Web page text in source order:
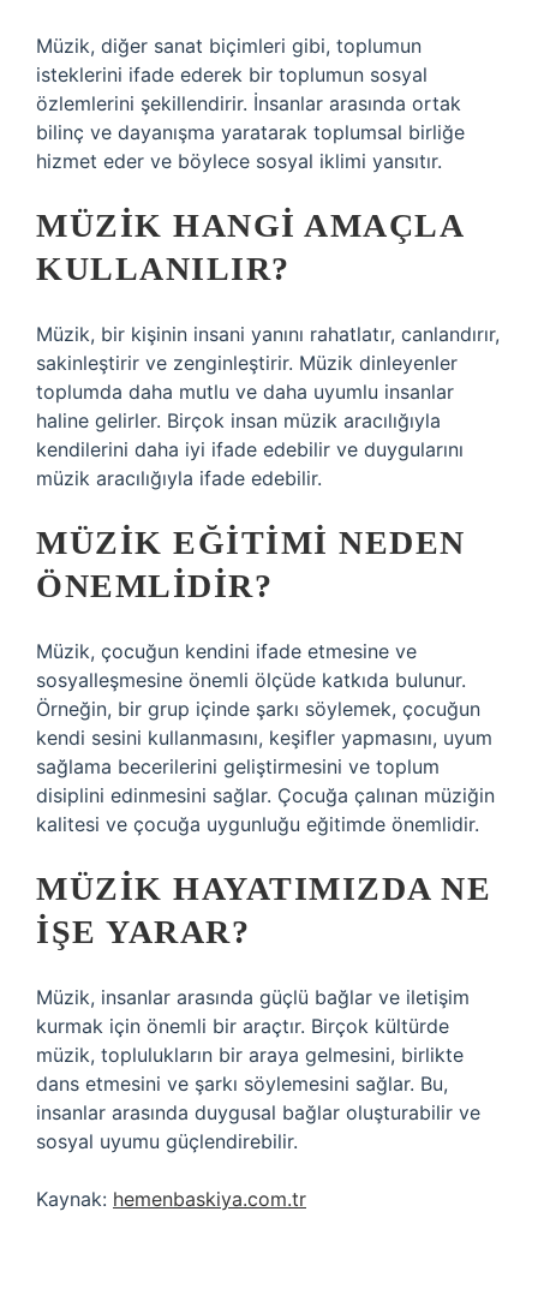
Müzik, diğer sanat biçimleri gibi, toplumun
isteklerini ifade ederek bir toplumun sosyal
özlemlerini şekillendirir. İnsanlar arasında ortak
bilinç ve dayanışma yaratarak toplumsal birliğe
hizmet eder ve böylece sosyal iklimi yansıtır.
MÜZIK HANGI AMAÇLA
KULLANILIR?
Müzik, bir kişinin insani yanını rahatlatır, canlandırır,
sakinleştirir ve zenginleştirir. Müzik dinleyenler
toplumda daha mutlu ve daha uyumlu insanlar
haline gelirler. Birçok insan müzik aracılığıyla
kendilerini daha iyi ifade edebilir ve duygularını
müzik aracılığıyla ifade edebilir.
MÜZIK EĞITIMI NEDEN
ÖNEMLIDIR?
Müzik, çocuğun kendini ifade etmesine ve
sosyalleşmesine önemli ölçüde katkıda bulunur.
Örneğin, bir grup içinde şarkı söylemek, çocuğun
kendi sesini kullanmasını, keşifler yapmasını, uyum
sağlama becerilerini geliştirmesini ve toplum
disiplini edinmesini sağlar. Çocuğa çalınan müziğin
kalitesi ve çocuğa uygunluğu eğitimde önemlidir.
MÜZIK HAYATIMIZDA NE
IŞE YARAR?
Müzik, insanlar arasında güçlü bağlar ve iletişim
kurmak için önemli bir araçtır. Birçok kültürde
müzik, toplulukların bir araya gelmesini, birlikte
dans etmesini ve şarkı söylemesini sağlar. Bu,
insanlar arasında duygusal bağlar oluşturabilir ve
sosyal uyumu güçlendirebilir.
Kaynak: hemenbaskiya.com.tr